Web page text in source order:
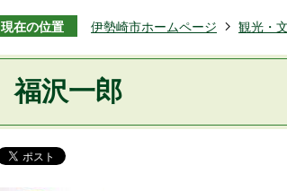
現在の位置 伊勢崎市ホームページ 観光・
福沢一郎